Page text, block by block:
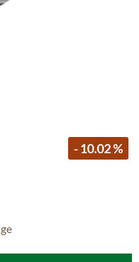
5 Sternen
- 10.02 %